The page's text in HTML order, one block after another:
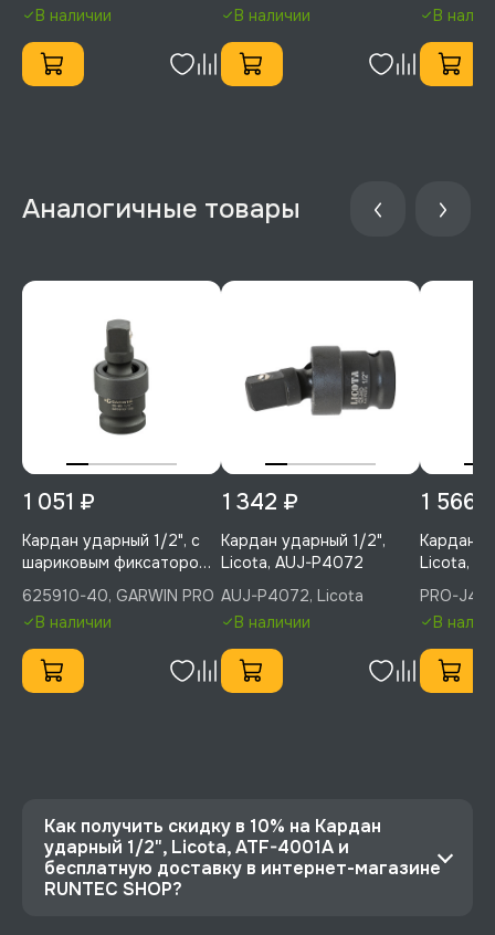
В наличии
В наличии
В
1 051 ₽
Кардан ударный 1/2", с
шариковым фиксатором,
GARWIN PRO, 625910-40
625910-40, GARWIN PRO
В наличии
1 342 ₽
Кардан ударный 1/2",
Licota, AUJ-P4072
AUJ-P4072, Licota
В наличии
1 566
Кардан
Licota,
PRO-
В
Как получить скидку в 10% на Кардан
ударный 1/2", Licota, ATF-4001A и
бесплатную доставку в интернет-магазине
RUNTEC SHOP?